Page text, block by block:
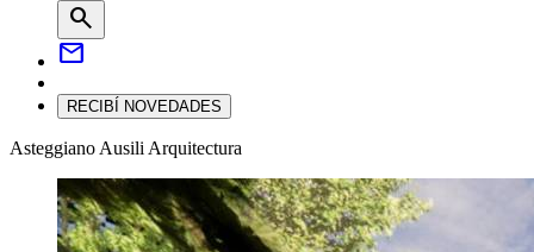
search
mail
RECIBÍ NOVEDADES
Asteggiano Ausili Arquitectura